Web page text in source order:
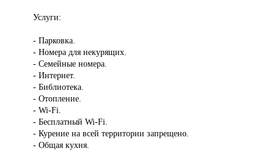
Услуги:
- Парковка.
- Номера для некурящих.
- Семейные номера.
- Интернет.
- Библиотека.
- Отопление.
- Wi-Fi.
- Бесплатный Wi-Fi.
- Курение на всей территории запрещено.
- Общая кухня.